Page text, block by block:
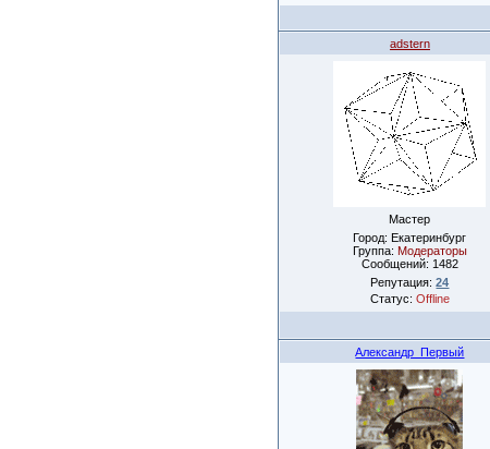
adstern
Мастер
Город: Екатеринбург
Группа: Модераторы
Сообщений: 1482
Репутация:24
Статус: Offline
Александр_Первый